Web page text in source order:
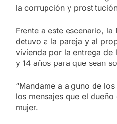
la corrupción y
Frente a este escenario, la
detuvo a la pareja y al
vivienda por la entrega de
y 14 años para que sean
“Mandame a alguno de
los mensajes que el
mujer.